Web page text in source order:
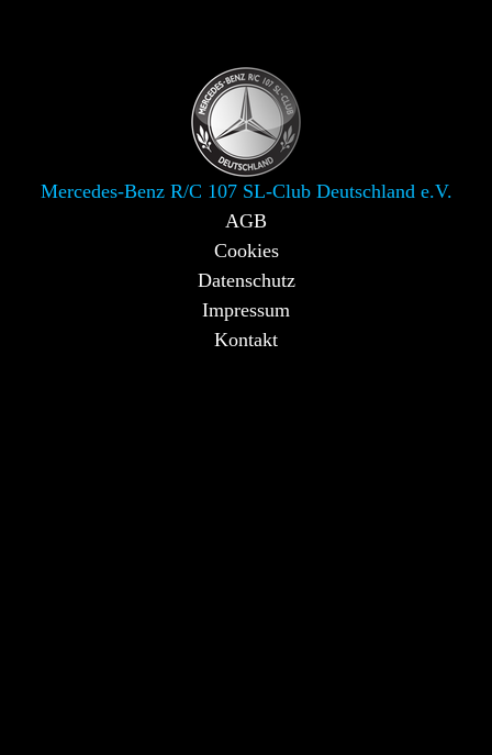
Mercedes-Benz R/C 107 SL-Club Deutschland e.V.
AGB
Cookies
Datenschutz
Impressum
Kontakt